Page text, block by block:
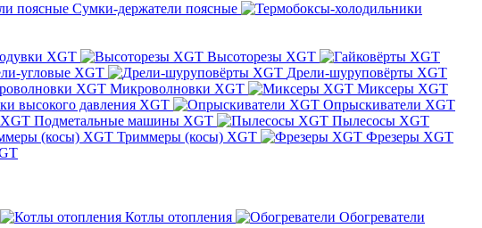
Сумки-держатели поясные
XGT
Высоторезы XGT
угловые XGT
Дрели-шуруповёрты XGT
Микроволновки XGT
Миксеры XGT
высокого давления XGT
Опрыскиватели XGT
Подметальные машины XGT
Пылесосы XGT
Триммеры (косы) XGT
Фрезеры XGT
Котлы отопления
Обогреватели